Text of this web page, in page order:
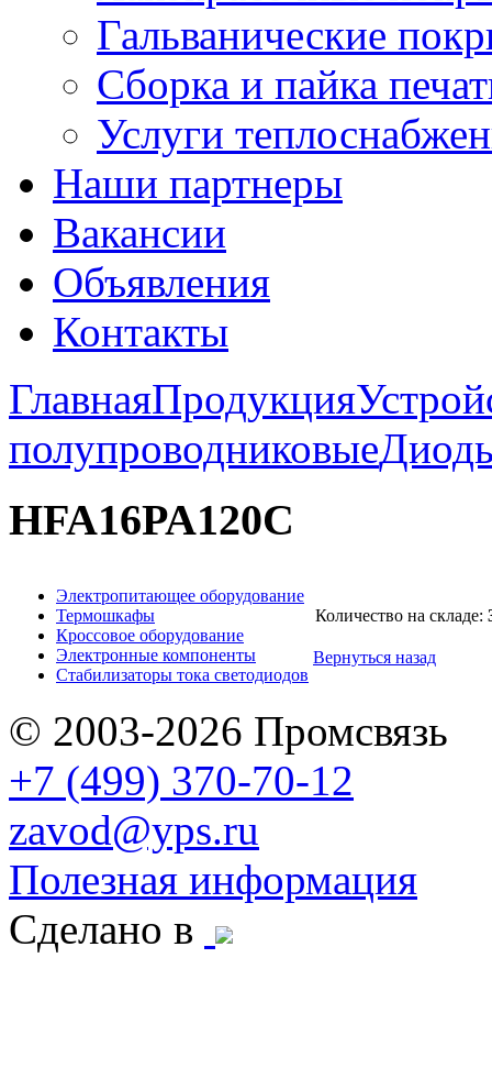
Гальванические
Сборка и пайка
Услуги
Наши партнеры
Вакансии
Объявления
Контакты
ГлавнаяПродукция
полупроводниковые
HFA16PA120C
Электропитающее оборудование
Термошкафы
Кроссовое оборудование
Электронные компоненты
Стабилизаторы тока светодиодов
Количество на складе:
Вернуться назад
© 2003-2026 Промсвязь
+7 (499) 370-70-12
zavod@yps.ru
Полезная информация
Сделано в